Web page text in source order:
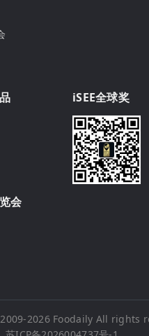
iSEE全球奖
会
2026 Foodaily All rights